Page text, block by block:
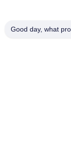
Good day, what